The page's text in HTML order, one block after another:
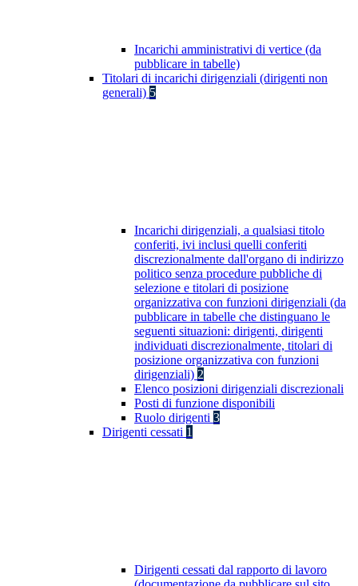
Incarichi amministrativi di vertice (da
pubblicare in tabelle)
Titolari di incarichi dirigenziali (dirigenti non
generali) 5
Incarichi dirigenziali, a qualsiasi titolo
conferiti, ivi inclusi quelli conferiti
discrezionalmente dall'organo di indirizzo
politico senza procedure pubbliche di
selezione e titolari di posizione
organizzativa con funzioni dirigenziali (da
pubblicare in tabelle che distinguano le
seguenti situazioni: dirigenti, dirigenti
individuati discrezionalmente, titolari di
posizione organizzativa con funzioni
dirigenziali) 2
Elenco posizioni dirigenziali discrezionali
Posti di funzione disponibili
Ruolo dirigenti 3
Dirigenti cessati 1
Dirigenti cessati dal rapporto di lavoro